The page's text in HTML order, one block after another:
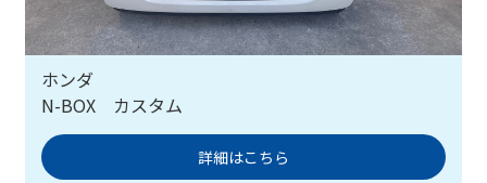
ホンダ
N-BOX カスタム
詳細はこちら